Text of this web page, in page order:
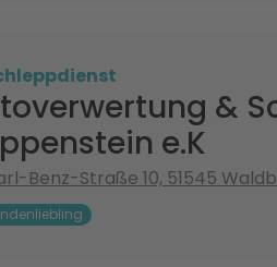
&
e.K
Benz-Straße 10, 51545